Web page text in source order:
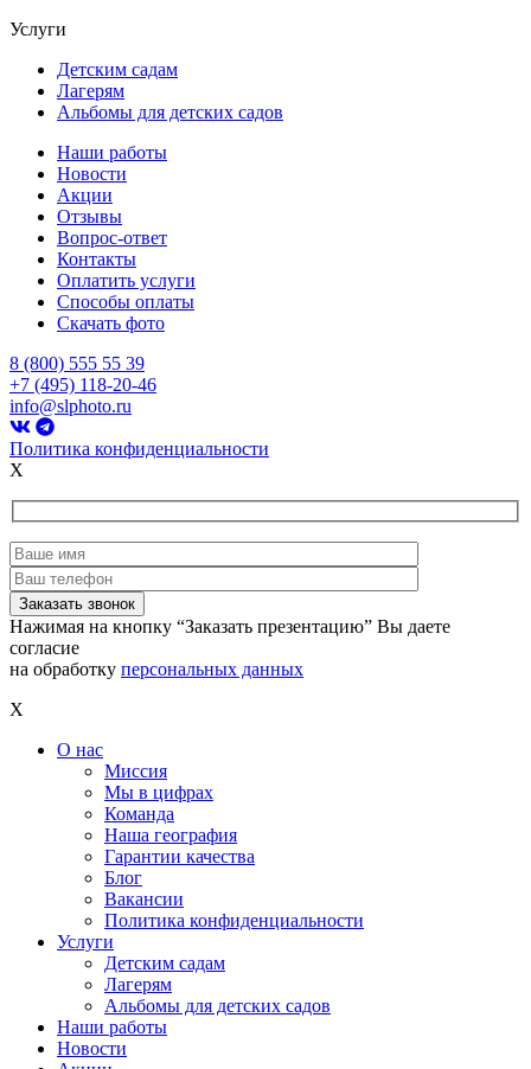
Услуги
Детским садам
Лагерям
Альбомы для детских садов
Наши работы
Новости
Акции
Отзывы
Вопрос-ответ
Контакты
Оплатить услуги
Способы оплаты
Скачать фото
8 (800) 555 55 39
+7 (495) 118-20-46
info@slphoto.ru
Политика конфиденциальности
X
Нажимая на кнопку “Заказать презентацию” Вы даете
согласие
на обработку персональных данных
X
О нас
Миссия
Мы в цифрах
Команда
Наша география
Гарантии качества
Блог
Вакансии
Политика конфиденциальности
Услуги
Детским садам
Лагерям
Альбомы для детских садов
Наши работы
Новости